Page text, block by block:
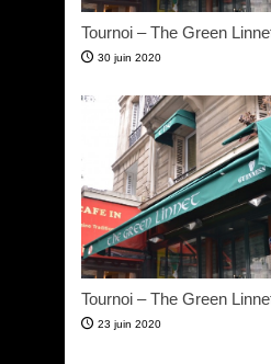
Tournoi – The Green
30 juin 2020
Tournoi – The Green
23 juin 2020